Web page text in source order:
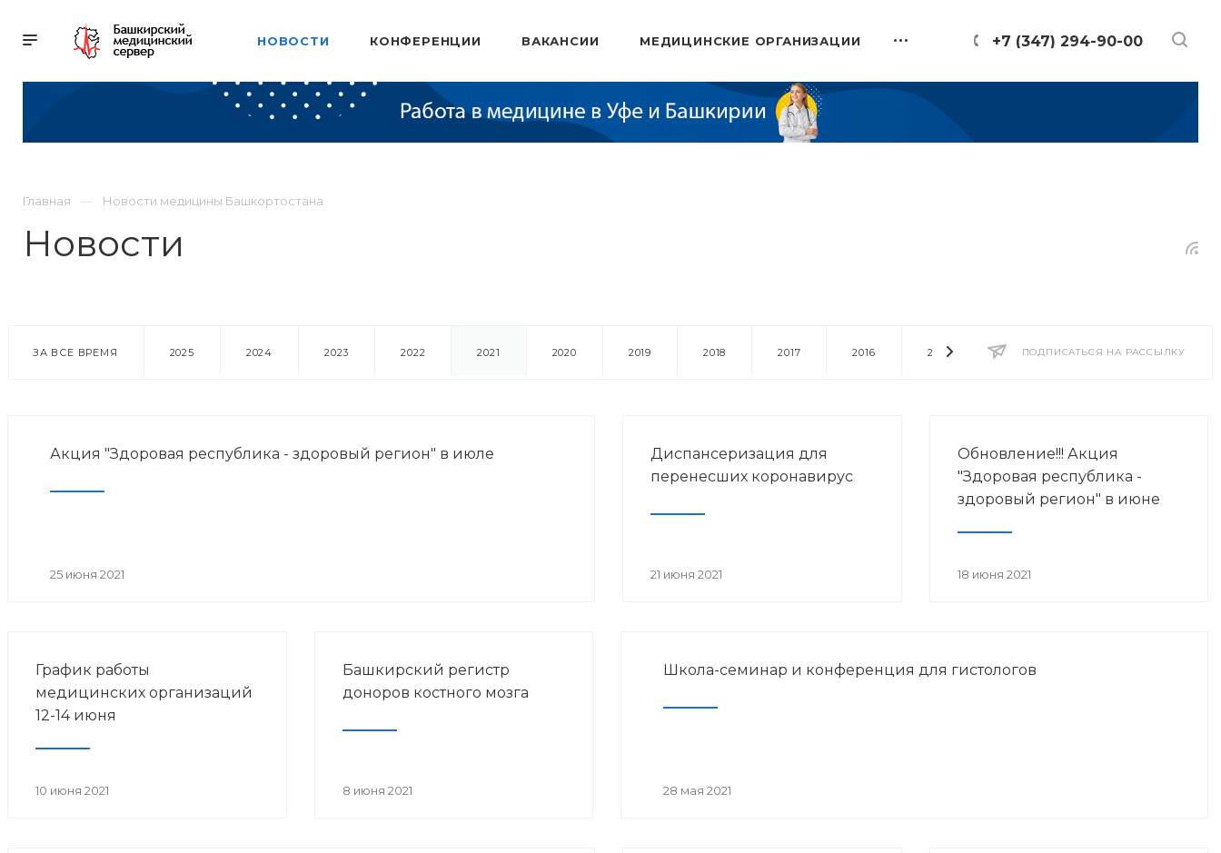
+7 (347) 294-90-00
НОВОСТИ КОНФЕРЕНЦИИ ВАКАНСИИ МЕДИЦИНСКИЕ ОРГАНИЗАЦИИ
Главная Новости медицины Башкортостана
Новости
ПОДПИСАТЬСЯ НА РАССЫЛКУ
ЗА ВСЕ ВРЕМЯ 2025 2024 2023 2022 2021 2020 2019 2018 2017 2016 2014 2013 2012 2011
Акция "Здоровая республика - здоровый регион" в июле
25 июня 2021
Диспансеризация для
перенесших коронавирус
21 июня 2021
Обновление!!! Акция
"Здоровая республика -
здоровый регион" в июне
18 июня 2021
График работы
медицинских организаций
12-14 июня
10 июня 2021
Башкирский регистр
доноров костного мозга
8 июня 2021
Школа-семинар и конференция для гистологов
28 мая 2021